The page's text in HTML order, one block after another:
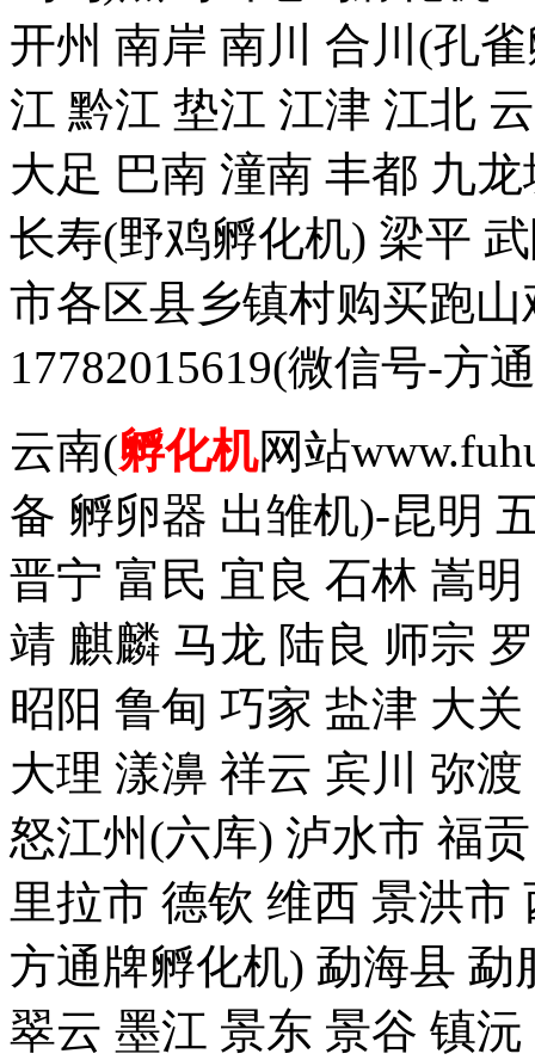
开州 南岸 南川 合川(孔
江 黔江 垫江 江津 江北
大足 巴南 潼南 丰都 九
长寿(野鸡孵化机) 梁平
市各区县乡镇村购买跑
17782015619(微信号-方
云南(孵化机网站
备 孵卵器 出雏机)-昆明
晋宁 富民 宜良 石林 嵩
靖 麒麟 马龙 陆良 师宗
昭阳 鲁甸 巧家 盐津 大
大理 漾濞 祥云 宾川 弥
怒江州(六库) 泸水市 福
里拉市 德钦 维西 景洪
方通牌孵化机) 勐海县
翠云 墨江 景东 景谷 镇